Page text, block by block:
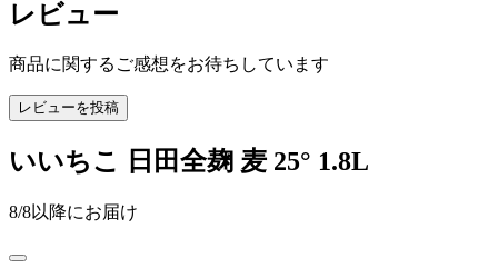
レビュー
商品に関するご感想をお待ちしています
レビューを投稿
いいちこ 日田全麹 麦 25° 1.8L
8/8以降にお届け